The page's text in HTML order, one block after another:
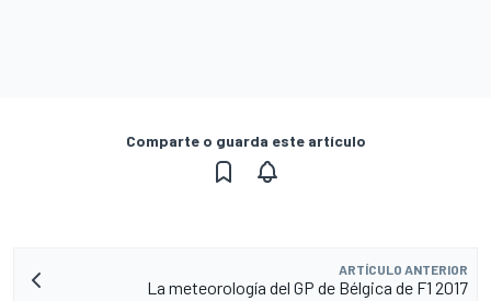
Comparte o guarda este artículo
ARTÍCULO ANTERIOR
La meteorología del GP de Bélgica de F1 2017